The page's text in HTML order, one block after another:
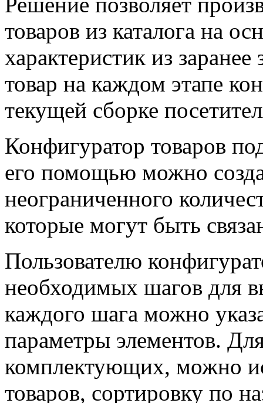
товаров из каталога на
характеристик из
товар на каждом этапе
текущей сборке
Конфигуратор товаров
его помощью можно
неограниченного
которые могут быть
Пользователю
необходимых шагов для
каждого шага можно
параметры элементов.
комплектующих, можно
товаров, сортировку по